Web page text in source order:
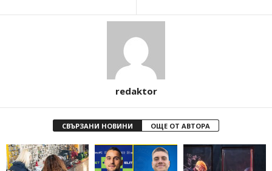
redaktor
СВЪРЗАНИ НОВИНИ ОЩЕ ОТ АВТОРА